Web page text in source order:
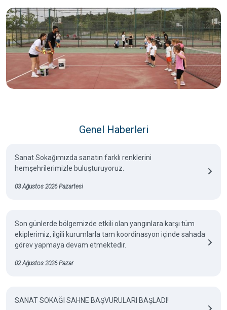
Genel Haberleri
Sanat Sokağımızda sanatın farklı renklerini
hemşehrilerimizle buluşturuyoruz.
03 Ağustos 2026 Pazartesi
Son günlerde bölgemizde etkili olan yangınlara karşı tüm
ekiplerimiz, ilgili kurumlarla tam koordinasyon içinde sahada
görev yapmaya devam etmektedir.
02 Ağustos 2026 Pazar
SANAT SOKAĞI SAHNE BAŞVURULARI BAŞLADI!